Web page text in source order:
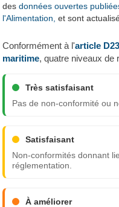
desdonnées ouvertes
l'Alimentation, et sont
Conformément à l'article
maritime, quatre niveaux de
Très satisfaisant
Pas de non-conformité ou
Satisfaisant
Non-conformités donnant
réglementation.
À améliorer